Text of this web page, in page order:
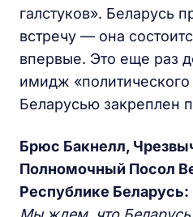
галстуков». Беларусь
встречу — она
впервые. Это еще раз
имидж
Беларусью закреплен
Брюс Бакнелл,
Полномочный Посол
Республике Беларусь: